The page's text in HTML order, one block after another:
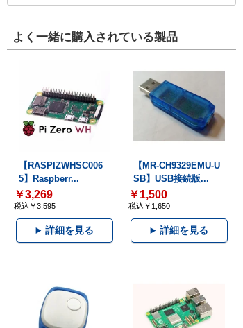
よく一緒に購入されている製品
【RASPIZWHSC006
5】Raspberr...
￥3,269
税込￥3,595
詳細を見る
【MR-CH9329EMU-U
SB】USB接続版...
￥1,500
税込￥1,650
詳細を見る